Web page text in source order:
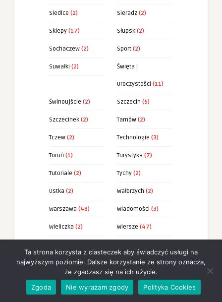
Siedlce (2) Sieradz (2)
Sklepy (17) Słupsk (2)
Sochaczew (2) Sport (2)
Suwałki (2) Święta i
Uroczystości (11)
Świnoujście (2) Szczecin (5)
Szczecinek (2) Tarnów (2)
Tczew (2) Technologie (3)
Toruń (1) Turystyka (7)
Tutoriale (2) Tychy (2)
Ustka (2) Wałbrzych (2)
Warszawa (48) Wiadomości (3)
Wieliczka (2) Wiersze (47)
Włocławek(2) Wrocław(9)
Września(2) Wydarzenia(29)
Ta strona korzysta z ciasteczek aby świadczyć usługi na
najwyższym poziomie. Dalsze korzystanie ze strony oznacza,
że zgadzasz się na ich użycie.
Zgoda
Nie wyrażam zgody Polityka Cookies